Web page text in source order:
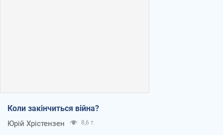
Коли закінчиться війна?
Юрій Хрістензен 8,6 т.